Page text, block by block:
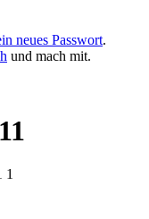
neues Passwort.
und mach mit.